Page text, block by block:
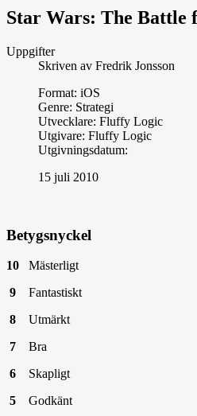
Star Wars: The Battle
Uppgifter
Skriven av Fredrik Jonsson
Format: iOS
Genre: Strategi
Utvecklare: Fluffy Logic
Utgivare: Fluffy Logic
Utgivningsdatum:
15 juli 2010
Betygsnyckel
10 Mästerligt
9 Fantastiskt
8 Utmärkt
7 Bra
6 Skapligt
5 Godkänt